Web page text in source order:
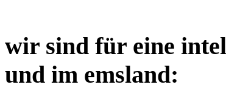
wir sind für eine
und im emsland: